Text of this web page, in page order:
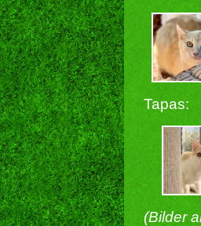
Tapas:
(Bilder